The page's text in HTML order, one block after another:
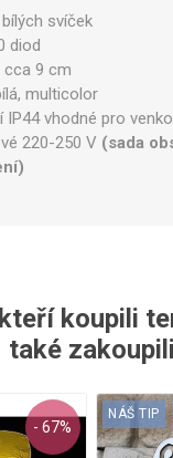
svíček
diod
cca 9 cm
multicolor
IP44 vhodné pro
220-250 V (sada
koupili
také zakoupili
- 67%
NÁŠ TIP